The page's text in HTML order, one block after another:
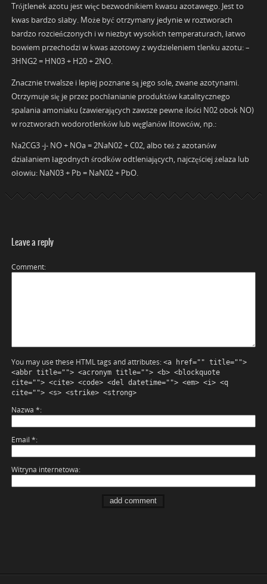
Trójtlenek azotu jest więc bezwodnikiem kwasu azotawego. Jest to
kwas bardzo słaby. Może być otrzymany jedynie w roztworach
bardzo rozcieńczonych i w niezbyt wysokich temperaturach, łatwo
bowiem przechodzi w kwas azotowy z wydzieleniem tlenku azotu: –
3HNG2 = HN03 + H20 + 2NO.
Znacznie trwalsze i lepiej poznane są jego sole, zwane azotynami.
Otrzymuje się je przez pochłanianie produktów katalitycznego
spalania amoniaku (zawierających zawsze pewne ilości N02 obok NO)
w roztworach wodorotlenków lub węglanów litowców, np.:
Na2CG3 -j- NO + NOa = 2NaN02 + C02, albo też z azotanów
działaniem łagodnych środków odtleniających, najczęściej żelaza lub
ołowiu: NaN03 + Pb = NaN02 + PbO.
Leave a reply
Comment
You may use these HTML tags and attributes: <a href="" title="">
<abbr title=""> <acronym title=""> <b> <blockquote
cite=""> <cite> <code> <del datetime=""> <em> <i> <q
cite=""> <s> <strike> <strong>
Nazwa *
Email *
Witryna internetowa